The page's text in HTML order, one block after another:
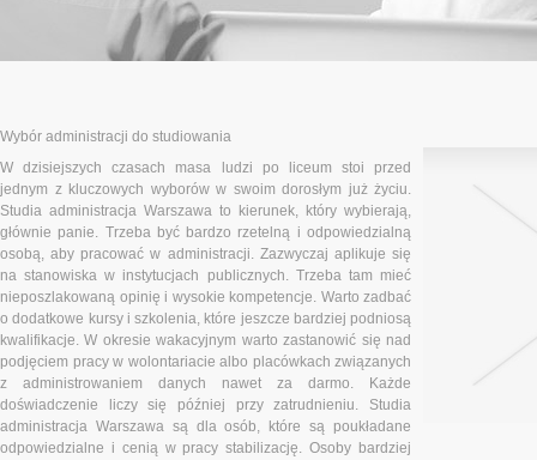
Wybór administracji do studiowania
W dzisiejszych czasach masa ludzi po liceum stoi przed
jednym z kluczowych wyborów w swoim dorosłym już życiu.
Studia administracja Warszawa to kierunek, który wybierają,
głównie panie. Trzeba być bardzo rzetelną i odpowiedzialną
osobą, aby pracować w administracji. Zazwyczaj aplikuje się
na stanowiska w instytucjach publicznych. Trzeba tam mieć
nieposzlakowaną opinię i wysokie kompetencje. Warto zadbać
o dodatkowe kursy i szkolenia, które jeszcze bardziej podniosą
kwalifikacje. W okresie wakacyjnym warto zastanowić się nad
podjęciem pracy w wolontariacie albo placówkach związanych
z administrowaniem danych nawet za darmo. Każde
doświadczenie liczy się później przy zatrudnieniu. Studia
administracja Warszawa są dla osób, które są poukładane
odpowiedzialne i cenią w pracy stabilizację. Osoby bardziej